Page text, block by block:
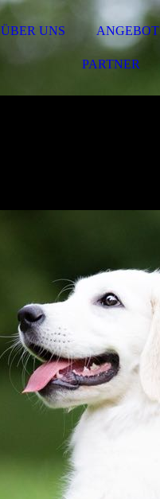
ÜBER UNS ANGEBOT
PARTNER